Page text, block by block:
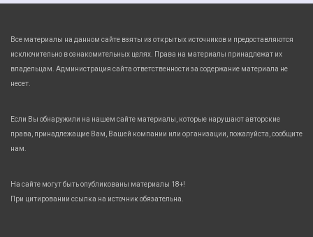
Все материалы на данном сайте взяты из открытых источников и предоставляются
исключительно в ознакомительных целях. Права на материалы принадлежат их
владельцам. Администрация сайта ответственности за содержание материала не
несет.
Если Вы обнаружили на нашем сайте материалы, которые нарушают авторские
права, принадлежащие Вам, Вашей компании или организации, пожалуйста, сообщите
нам.
На сайте могут быть опубликованы материалы 18+!
При цитировании ссылка на источник обязательна.